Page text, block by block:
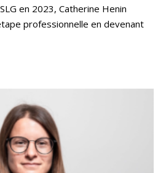
en 2023, Catherine Henin
professionnelle en devenant